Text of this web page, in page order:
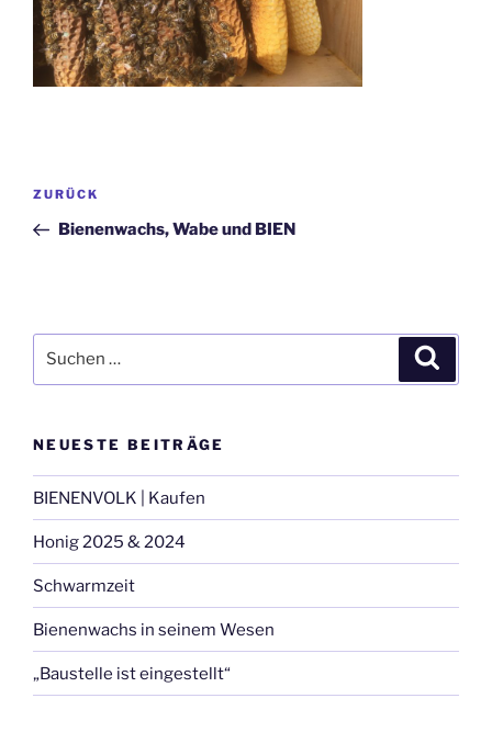
Beitragsnavigation
Vorheriger
Beitrag
ZURÜCK
Bienenwachs, Wabe und BIEN
nach:
NEUESTE BEITRÄGE
BIENENVOLK | Kaufen
Honig 2025 & 2024
Schwarmzeit
Bienenwachs in seinem Wesen
„Baustelle ist eingestellt“